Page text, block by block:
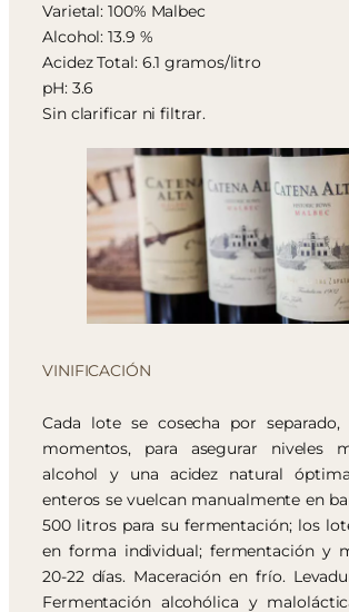
Varietal: 100% Malbec
Alcohol: 13.9 %
Acidez Total: 6.1 gramos/litro
pH: 3.6
Sin clarificar ni filtrar.
VINIFICACIÓN
Cada lote se cosecha por separado,
momentos, para asegurar niveles
alcohol y una acidez natural
enteros se vuelcan manualmente en
500 litros para su fermentación; los
en forma individual; fermentación y
20-22 días. Maceración en frío.
Fermentación alcohólica y